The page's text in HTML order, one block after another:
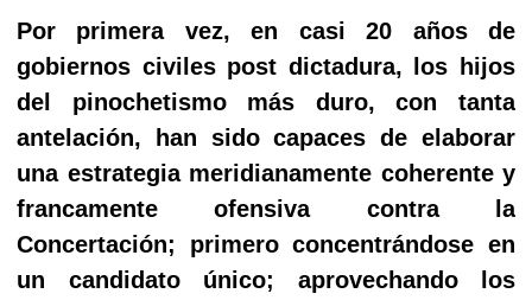
Por primera vez, en casi 20 años de
gobiernos civiles post dictadura, los hijos
del pinochetismo más duro, con tanta
antelación, han sido capaces de elaborar
una estrategia meridianamente coherente y
francamente ofensiva contra la
Concertación; primero concentrándose en
un candidato único; aprovechando los